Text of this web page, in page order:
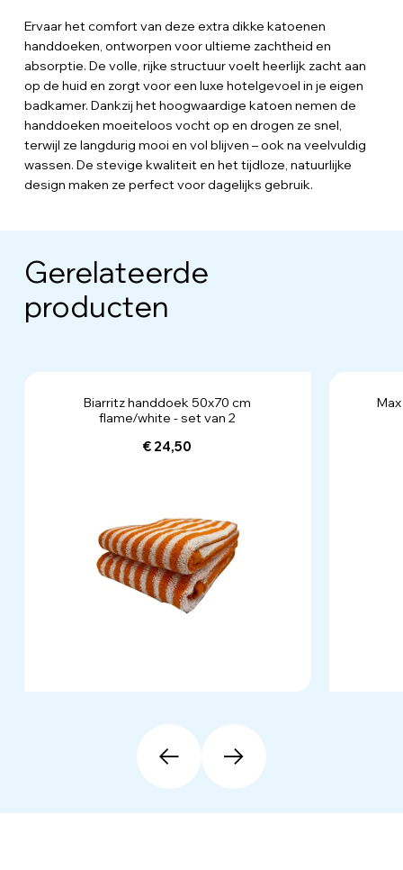
Ervaar het comfort van deze extra dikke katoenen
handdoeken, ontworpen voor ultieme zachtheid en
absorptie. De volle, rijke structuur voelt heerlijk zacht aan
op de huid en zorgt voor een luxe hotelgevoel in je eigen
badkamer. Dankzij het hoogwaardige katoen nemen de
handdoeken moeiteloos vocht op en drogen ze snel,
terwijl ze langdurig mooi en vol blijven – ook na veelvuldig
wassen. De stevige kwaliteit en het tijdloze, natuurlijke
design maken ze perfect voor dagelijks gebruik.
Gerelateerde
producten
Biarritz handdoek 50x70 cm
flame/white - set van 2
€ 24,50